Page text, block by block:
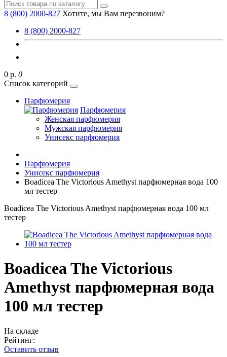
8 (800) 2000-827 Хотите, мы Вам перезвоним?
8 (800) 2000-827
0 р. 0
Список категорий
Парфюмерия
Парфюмерия
Женская парфюмерия
Мужская парфюмерия
Унисекс парфюмерия
Парфюмерия
Унисекс парфюмерия
Boadicea The Victorious Amethyst парфюмерная вода 100
мл тестер
Boadicea The Victorious Amethyst парфюмерная вода 100 мл
тестер
Boadicea The Victorious
Amethyst парфюмерная вода
100 мл тестер
На складе
Рейтинг:
Оставить отзыв